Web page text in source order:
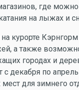
где можно
на лыжах и
курорте Кэрнгорм
а также
городах и
декабря по апрель
для зимнего